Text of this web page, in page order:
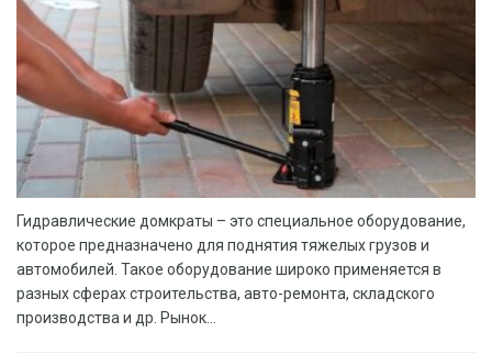
Гидравлические домкраты – это специальное оборудование,
которое предназначено для поднятия тяжелых грузов и
автомобилей. Такое оборудование широко применяется в
разных сферах строительства, авто-ремонта, складского
производства и др. Рынок...